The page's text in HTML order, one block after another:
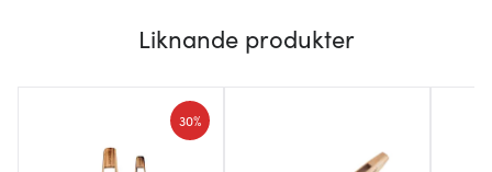
Liknande produkter
30%